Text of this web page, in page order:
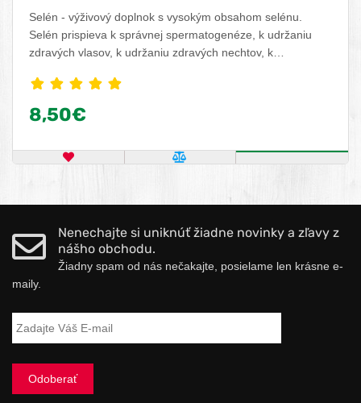
Selén - výživový doplnok s vysokým obsahom selénu.
Selén prispieva k správnej spermatogenéze, k udržaniu
zdravých vlasov, k udržaniu zdravých nechtov, k
fungovaniu štítnej žľazy a k ochrane buniek pred
oxidačným stresom.
8,50€
KÚPIŤ
Nenechajte si uniknúť žiadne novinky a zľavy z
nášho obchodu.
Žiadny spam od nás nečakajte, posielame len krásne e-
maily.